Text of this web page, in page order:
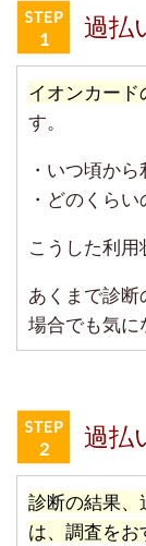
過払
イオンカー
す。
・いつ頃か
・どのくら
こうした利用
あくまで診
場合でも気に
過払
診断の結果、
は、調査をお